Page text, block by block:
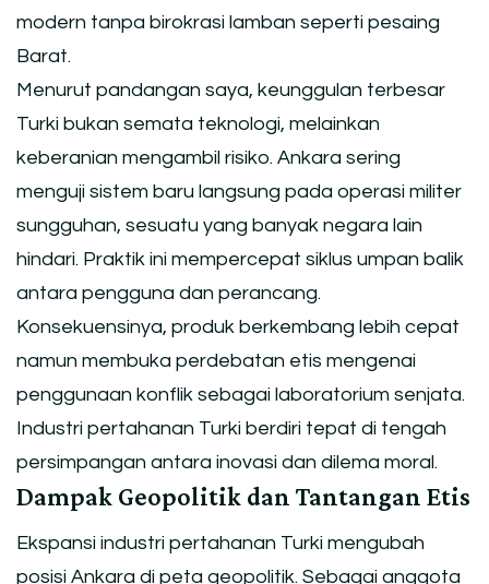
modern tanpa birokrasi lamban seperti pesaing
Barat.
Menurut pandangan saya, keunggulan terbesar
Turki bukan semata teknologi, melainkan
keberanian mengambil risiko. Ankara sering
menguji sistem baru langsung pada operasi militer
sungguhan, sesuatu yang banyak negara lain
hindari. Praktik ini mempercepat siklus umpan balik
antara pengguna dan perancang.
Konsekuensinya, produk berkembang lebih cepat
namun membuka perdebatan etis mengenai
penggunaan konflik sebagai laboratorium senjata.
Industri pertahanan Turki berdiri tepat di tengah
persimpangan antara inovasi dan dilema moral.
Dampak Geopolitik dan Tantangan Etis
Ekspansi industri pertahanan Turki mengubah
posisi Ankara di peta geopolitik. Sebagai anggota